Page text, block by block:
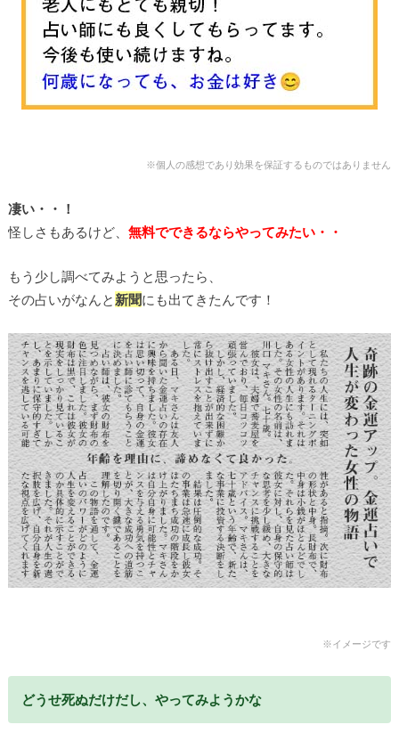
※個人の感想であり効果を保証するものではありません
凄い・・！
怪しさもあるけど、 無料でできるならやってみたい・・
もう少し調べてみようと思ったら、
その占いがなんと 新聞にも出てきたんです！
※イメージです
どうせ死ぬだけだし、やってみようかな